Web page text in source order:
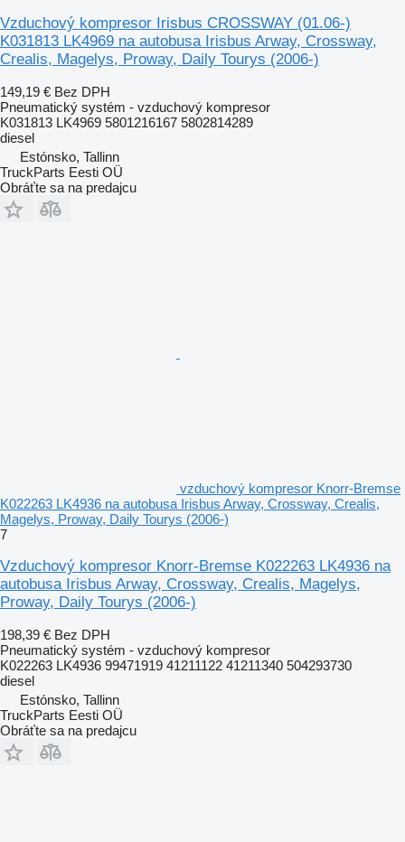
Vzduchový kompresor Irisbus CROSSWAY (01.06-)
K031813 LK4969 na autobusa Irisbus Arway, Crossway,
Crealis, Magelys, Proway, Daily Tourys (2006-)
149,19 € Bez DPH
Pneumatický systém - vzduchový kompresor
K031813 LK4969 5801216167 5802814289
diesel
Estónsko, Tallinn
TruckParts Eesti OÜ
Obráťte sa na predajcu
vzduchový kompresor Knorr-Bremse
K022263 LK4936 na autobusa Irisbus Arway, Crossway, Crealis,
Magelys, Proway, Daily Tourys (2006-)
7
Vzduchový kompresor Knorr-Bremse K022263 LK4936 na
autobusa Irisbus Arway, Crossway, Crealis, Magelys,
Proway, Daily Tourys (2006-)
198,39 € Bez DPH
Pneumatický systém - vzduchový kompresor
K022263 LK4936 99471919 41211122 41211340 504293730
diesel
Estónsko, Tallinn
TruckParts Eesti OÜ
Obráťte sa na predajcu